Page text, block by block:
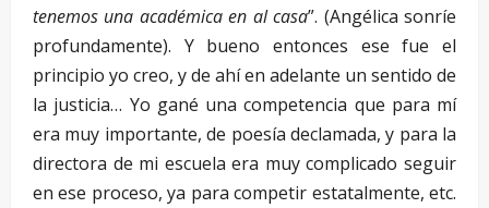
tenemos una académica en al casa”. (Angélica sonríe
profundamente). Y bueno entonces ese fue el
principio yo creo, y de ahí en adelante un sentido de
la justicia… Yo gané una competencia que para mí
era muy importante, de poesía declamada, y para la
directora de mi escuela era muy complicado seguir
en ese proceso, ya para competir estatalmente, etc.